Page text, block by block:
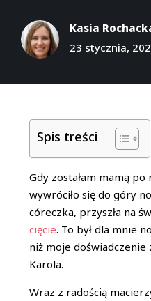
Kasia
23 stycznia,
Spis treści
Gdy zostałam mamą
wywróciło się do góry
córeczka, przyszła na
cięcie. To był dla mnie
niż moje
Karola.
Wraz z radością